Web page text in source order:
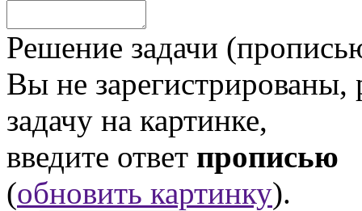
Решение задачи
Вы не
задачу на картинке,
введите ответ прописью
(обновить картинку).